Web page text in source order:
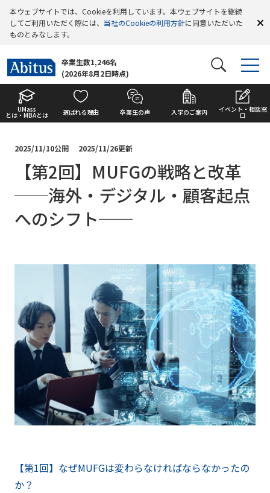
本ウェブサイトでは、Cookieを利用しています。本ウェブサイトを継続
してご利用いただく際には、 当社のCookieの利用方針に同意いただいた
ものとみなします。
卒業生数1,246名
(2026年8月2日時点)
UMass
とは・MBAとは 選ばれる理由 卒業生の声 入学のご案内 イベント・相談窓
口
2025/11/10公開 2025/11/26更新
【第2回】MUFGの戦略と改革
──海外・デジタル・顧客起点
へのシフト──
【第1回】なぜMUFGは変わらなければならなかったの
か？